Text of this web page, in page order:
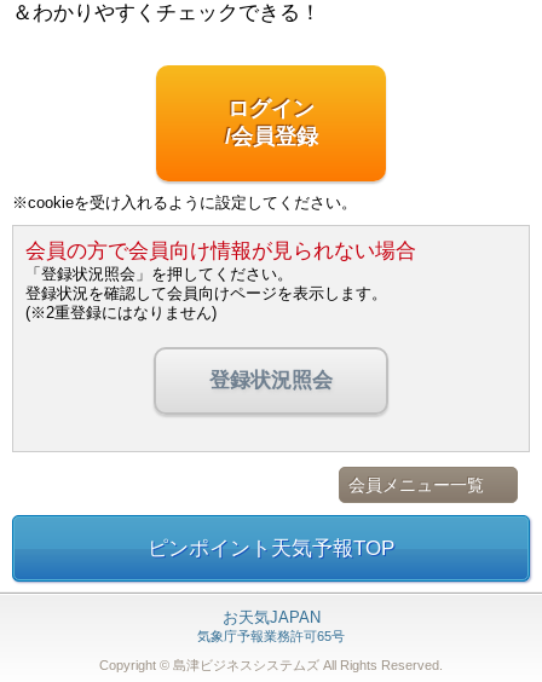
＆わかりやすくチェックできる！
ログイン
/会員登録
※cookieを受け入れるように設定してください。
会員の方で会員向け情報が見られない場合
「登録状況照会」を押してください。
登録状況を確認して会員向けページを表示します。
(※2重登録にはなりません)
登録状況照会
会員メニュー一覧
ピンポイント天気予報TOP
お天気JAPAN
気象庁予報業務許可65号
Copyright © 島津ビジネスシステムズ All Rights Reserved.